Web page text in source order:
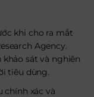
khi cho ra mắt
Agency.
sát và nghiên
tiêu dùng.
chính xác và